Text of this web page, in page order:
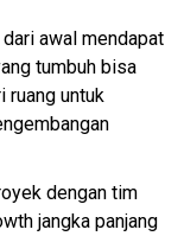
awal mendapat
tumbuh bisa
ruang untuk
dengan tim
jangka panjang